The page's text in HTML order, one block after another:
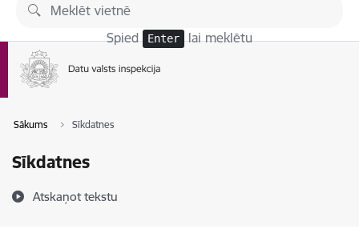
Pāriet uz lapas saturu
Spied Enter lai meklētu
Sākums Sīkdatnes
Sīkdatnes
Atskaņot tekstu